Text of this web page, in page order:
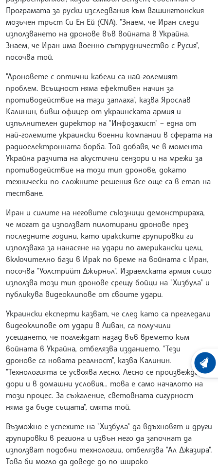
Програмата за руски изследвания към вашингтонския
мозъчен тръст Си Ен Ей (CNA). "Знаем, че Иран следи
използването на дронове във войната в Украйна.
Знаем, че Иран има военно сътрудничество с Русия",
посочва той.
"Дроновете с оптични кабели са най-големият
проблем. Всъщност няма ефективен начин за
противодействие на тази заплаха", казва Ярослав
Калинин, бивш офицер от украинската армия и
изпълнителен директор на "Инфозахист" – една от
най-големите украински военни компании в сферата на
радиоелектронната борба. Той добавя, че в момента
Украйна разчита на акустични сензори и на мрежи за
противодействие на този тип дронове, докато
технически по-сложните решения все още са в етап на
тестване.
Иран и силите на неговите съюзници демонстрираха,
че могат да използват пилотирани дронове през
последните години, като иракските групировки ги
използваха за нанасяне на удари по американски цели,
включително бази в Ирак по време на войната с Иран,
посочва "Уолстрийт Джърнъл". Израелската армия също
използва този тип дронове срещу бойци на "Хизбула" и
публикува видеоклипове от своите удари.
Украински експерти казват, че след като са прегледали
видеоклипове от удари в Ливан, са получили
усещането, че поглеждат назад във времето към
войната в Украйна, отбелязва изданието. "Тези
дронове са новата реалност", казва Калинин.
"Технологията се усвоява лесно. Лесно се произвежда,
дори и в домашни условия… това е само началото на
този процес. За съжаление, световната сигурност
няма да бъде същата", смята той.
Възможно е успехите на "Хизбула" да вдъхновят и други
групировки в региона и извън него да започнат да
използват подобни технологии, отбелязва "Ал Джазира".
Това би могло да доведе до по-широко